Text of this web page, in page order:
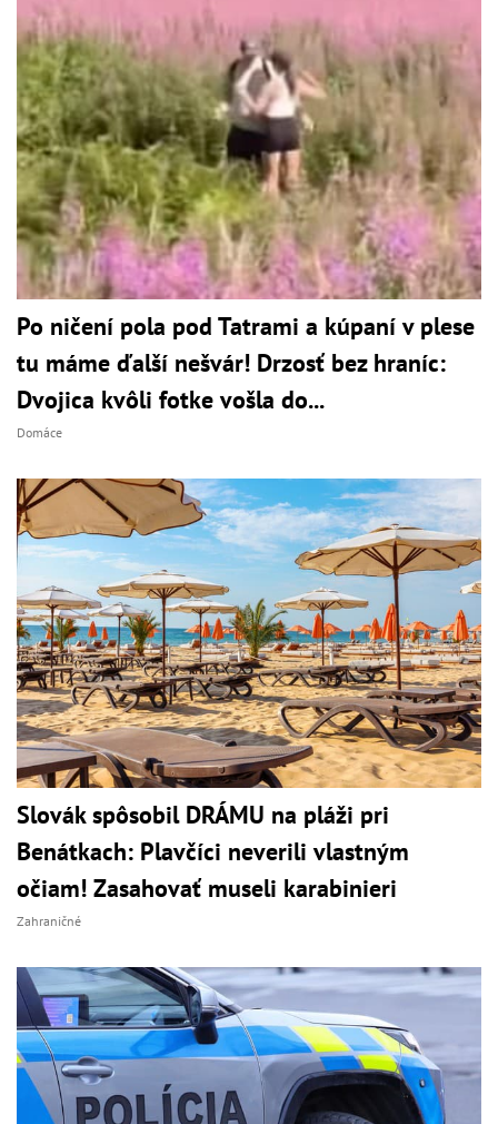
Po ničení pola pod Tatrami a kúpaní v plese
tu máme ďalší nešvár! Drzosť bez hraníc:
Dvojica kvôli fotke vošla do...
Domáce
Slovák spôsobil DRÁMU na pláži pri
Benátkach: Plavčíci neverili vlastným
očiam! Zasahovať museli karabinieri
Zahraničné